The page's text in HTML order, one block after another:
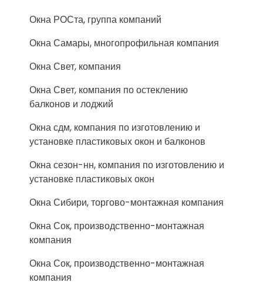
Окна РОСта, группа компаний
Окна Самары, многопрофильная компания
Окна Свет, компания
Окна Свет, компания по остеклению
балконов и лоджий
Окна сдм, компания по изготовлению и
установке пластиковых окон и балконов
Окна сезон-нн, компания по изготовлению и
установке пластиковых окон
Окна Сибири, торгово-монтажная компания
Окна Сок, производственно-монтажная
компания
Окна Сок, производственно-монтажная
компания